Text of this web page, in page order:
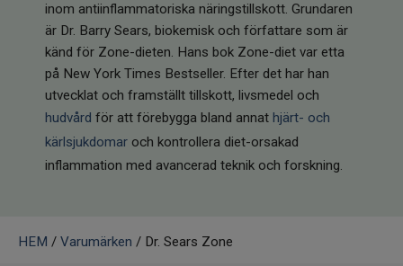
Infrarött Ljus
Vattenrening & Övrigt
Transdermala plåster
Fyndlådan
inom antiinflammatoriska näringstillskott. Grundaren
är Dr. Barry Sears, biokemisk och författare som är
känd för Zone-dieten. Hans bok Zone-diet var etta
på New York Times Bestseller. Efter det har han
utvecklat och framställt tillskott, livsmedel och
hudvård för att förebygga bland annat hjärt- och
kärlsjukdomar och kontrollera diet-orsakad
inflammation med avancerad teknik och forskning.
HEM / Varumärken / Dr. Sears Zone